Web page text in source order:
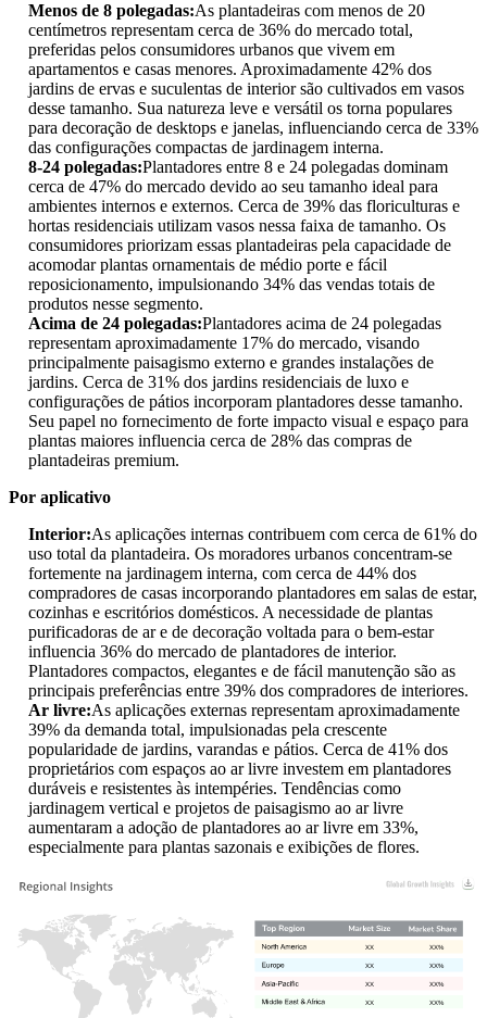
Menos de 8 polegadas:As plantadeiras com menos de 20
centímetros representam cerca de 36% do mercado total,
preferidas pelos consumidores urbanos que vivem em
apartamentos e casas menores. Aproximadamente 42% dos
jardins de ervas e suculentas de interior são cultivados em vasos
desse tamanho. Sua natureza leve e versátil os torna populares
para decoração de desktops e janelas, influenciando cerca de 33%
das configurações compactas de jardinagem interna.
8-24 polegadas:Plantadores entre 8 e 24 polegadas dominam
cerca de 47% do mercado devido ao seu tamanho ideal para
ambientes internos e externos. Cerca de 39% das floriculturas e
hortas residenciais utilizam vasos nessa faixa de tamanho. Os
consumidores priorizam essas plantadeiras pela capacidade de
acomodar plantas ornamentais de médio porte e fácil
reposicionamento, impulsionando 34% das vendas totais de
produtos nesse segmento.
Acima de 24 polegadas:Plantadores acima de 24 polegadas
representam aproximadamente 17% do mercado, visando
principalmente paisagismo externo e grandes instalações de
jardins. Cerca de 31% dos jardins residenciais de luxo e
configurações de pátios incorporam plantadores desse tamanho.
Seu papel no fornecimento de forte impacto visual e espaço para
plantas maiores influencia cerca de 28% das compras de
plantadeiras premium.
Por aplicativo
Interior:As aplicações internas contribuem com cerca de 61% do
uso total da plantadeira. Os moradores urbanos concentram-se
fortemente na jardinagem interna, com cerca de 44% dos
compradores de casas incorporando plantadores em salas de estar,
cozinhas e escritórios domésticos. A necessidade de plantas
purificadoras de ar e de decoração voltada para o bem-estar
influencia 36% do mercado de plantadores de interior.
Plantadores compactos, elegantes e de fácil manutenção são as
principais preferências entre 39% dos compradores de interiores.
Ar livre:As aplicações externas representam aproximadamente
39% da demanda total, impulsionadas pela crescente
popularidade de jardins, varandas e pátios. Cerca de 41% dos
proprietários com espaços ao ar livre investem em plantadores
duráveis ​​e resistentes às intempéries. Tendências como
jardinagem vertical e projetos de paisagismo ao ar livre
aumentaram a adoção de plantadores ao ar livre em 33%,
especialmente para plantas sazonais e exibições de flores.
XX%
XX
XX%
XX
XX%
XX
XX%
XX